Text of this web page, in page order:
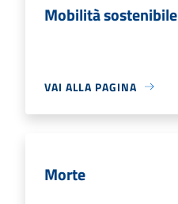
Mobilità sostenibile
VAI ALLA PAGINA
Morte